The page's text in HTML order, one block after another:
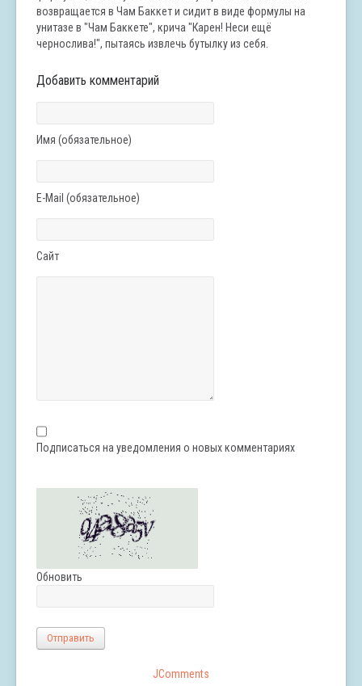
возвращается в Чам Баккет и сидит в виде формулы на
унитазе в "Чам Баккете", крича "Карен! Неси ещё
чернослива!", пытаясь извлечь бутылку из себя.
Добавить комментарий
Имя (обязательное)
E-Mail (обязательное)
Сайт
Подписаться на уведомления о новых комментариях
Обновить
Отправить
JComments